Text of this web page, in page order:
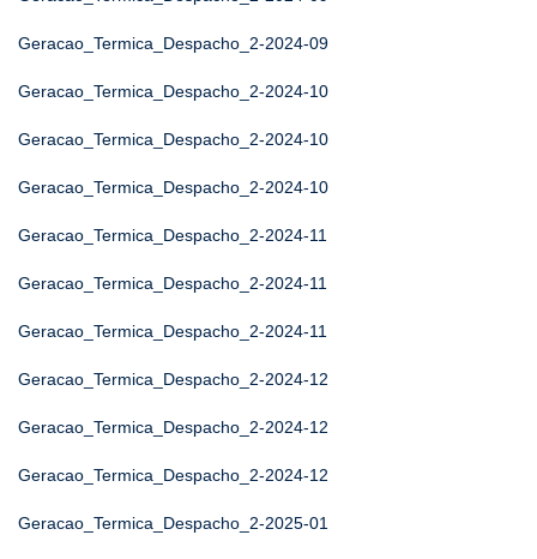
Geracao_Termica_Despacho_2-2024-09
Geracao_Termica_Despacho_2-2024-10
Geracao_Termica_Despacho_2-2024-10
Geracao_Termica_Despacho_2-2024-10
Geracao_Termica_Despacho_2-2024-11
Geracao_Termica_Despacho_2-2024-11
Geracao_Termica_Despacho_2-2024-11
Geracao_Termica_Despacho_2-2024-12
Geracao_Termica_Despacho_2-2024-12
Geracao_Termica_Despacho_2-2024-12
Geracao_Termica_Despacho_2-2025-01